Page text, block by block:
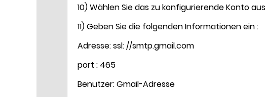
10) Wählen Sie das zu konfigurierende Konto aus
11) Geben Sie die folgenden Informationen ein :
Adresse: ssl: //smtp.gmail.com
port : 465
Benutzer: Gmail-Adresse